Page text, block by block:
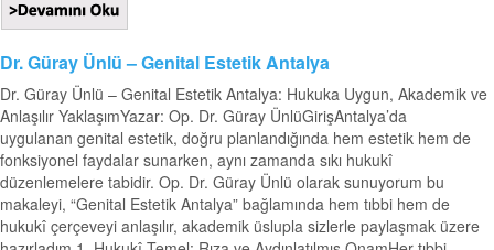
Dr. Güray Ünlü – Genital Estetik Antalya
Dr. Güray Ünlü – Genital Estetik Antalya: Hukuka Uygun, Akademik ve
Anlaşılır YaklaşımYazar: Op. Dr. Güray ÜnlüGirişAntalya’da
uygulanan genital estetik, doğru planlandığında hem estetik hem de
fonksiyonel faydalar sunarken, aynı zamanda sıkı hukukî
düzenlemelere tabidir. Op. Dr. Güray Ünlü olarak sunuyorum bu
makaleyi, “Genital Estetik Antalya” bağlamında hem tıbbi hem de
hukukî çerçeveyi anlaşılır, akademik üslupla sizlerle paylaşmak üzere